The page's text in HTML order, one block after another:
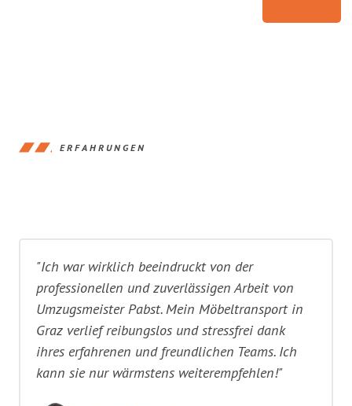
ERFAHRUNGEN
"Ich war wirklich beeindruckt von der
professionellen und zuverlässigen Arbeit von
Umzugsmeister Pabst. Mein Möbeltransport in
Graz verlief reibungslos und stressfrei dank
ihres erfahrenen und freundlichen Teams. Ich
kann sie nur wärmstens weiterempfehlen!"